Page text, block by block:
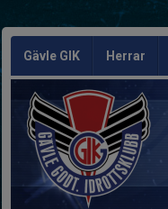
Gävle GIK Herrar